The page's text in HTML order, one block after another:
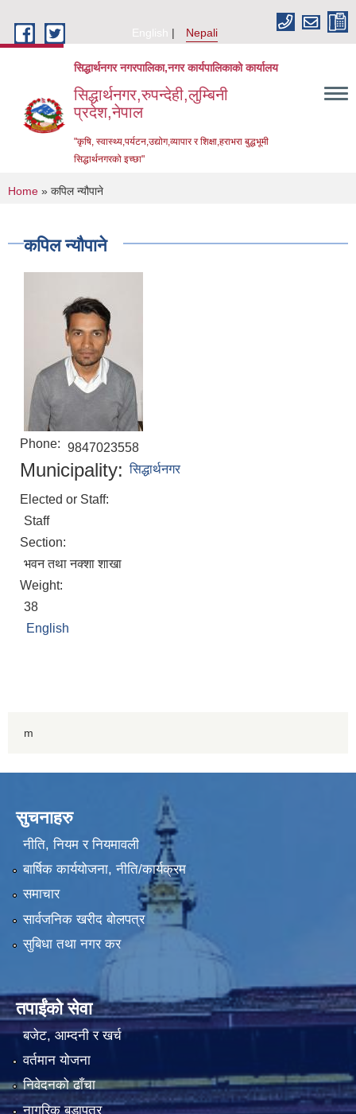
English
Nepali
सिद्धार्थनगर नगरपालिका,नगर कार्यपालिकाको कार्यालय
सिद्धार्थनगर,रुपन्देही,लुम्बिनी
प्रदेश,नेपाल
"कृषि, स्वास्थ्य,पर्यटन,उद्योग,व्यापार र शिक्षा,हराभरा बुद्धभूमी
सिद्धार्थनगरको इच्छा"
You are here
Home » कपिल न्यौपाने
कपिल न्यौपाने
Phone: 9847023558
Municipality: सिद्धार्थनगर
Elected or Staff:
Staff
Section:
भवन तथा नक्शा शाखा
Weight:
38
English
m
सुचनाहरु
नीति, नियम र नियमावली
बार्षिक कार्ययोजना, नीति/कार्यक्रम
समाचार
सार्वजनिक खरीद बोलपत्र
सुबिधा तथा नगर कर
तपाईंको सेवा
बजेट, आम्दनी र खर्च
वर्तमान योजना
निवेदनको ढाँचा
नागरिक बडापत्र